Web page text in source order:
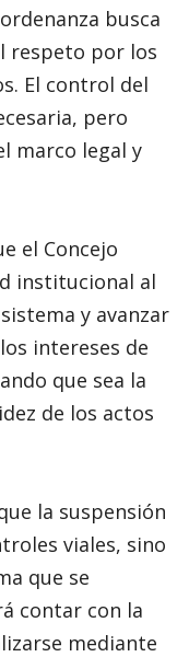
busca
respeto por los
El control del
pero
marco legal y
el Concejo
institucional al
y avanzar
intereses de
que sea la
de los actos
la suspensión
viales, sino
que se
contar con la
mediante